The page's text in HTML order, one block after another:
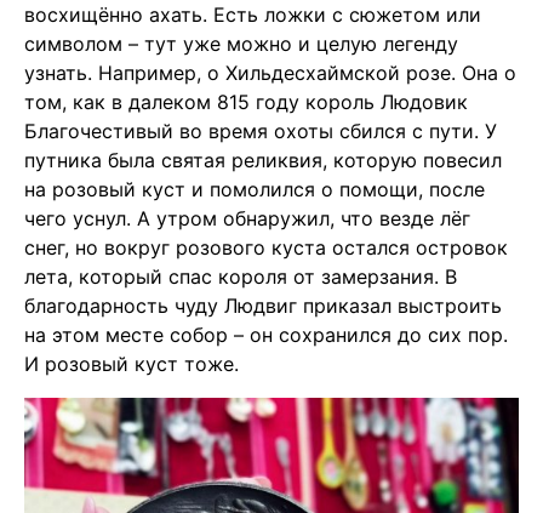
восхищённо ахать. Есть ложки с сюжетом или
символом – тут уже можно и целую легенду
узнать. Например, о Хильдесхаймской розе. Она о
том, как в далеком 815 году король Людовик
Благочестивый во время охоты сбился с пути. У
путника была святая реликвия, которую повесил
на розовый куст и помолился о помощи, после
чего уснул. А утром обнаружил, что везде лёг
снег, но вокруг розового куста остался островок
лета, который спас короля от замерзания. В
благодарность чуду Людвиг приказал выстроить
на этом месте собор – он сохранился до сих пор.
И розовый куст тоже.